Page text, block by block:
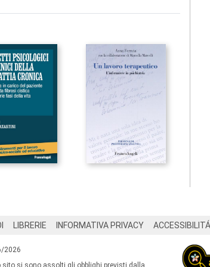
LIBRERIE INFORMATIVA PRIVACY ACCESSIBILITÁ
2026
sito si sono assolti gli obblighi previsti dalla